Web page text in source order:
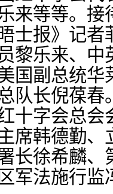
来等等。
士报》记
黎乐来、
国副总统
队长倪葆
十字会总
席韩德勤
长徐希麟
军法施行监